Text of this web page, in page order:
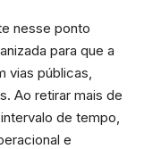
nesse ponto
para que a
vias públicas,
Ao retirar mais de
de tempo,
e